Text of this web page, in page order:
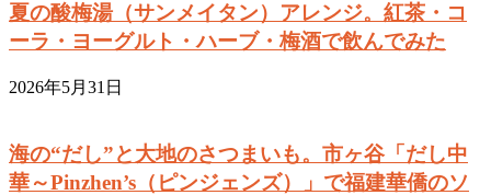
夏の酸梅湯（サンメイタン）アレンジ。紅茶・コ
ーラ・ヨーグルト・ハーブ・梅酒で飲んでみた
2026年5月31日
海の“だし”と大地のさつまいも。市ヶ谷「だし中
華～Pinzhen’s（ピンジェンズ）」で福建華僑のソ